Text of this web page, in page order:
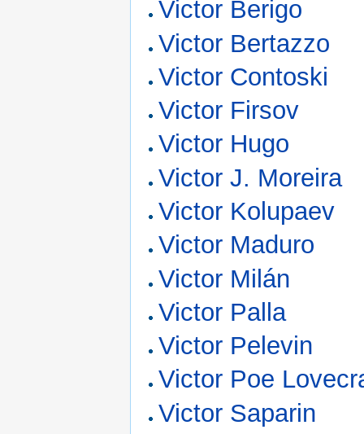
Victor Berigo
Victor Bertazzo
Victor Contoski
Victor Firsov
Victor Hugo
Victor J. Moreira
Victor Kolupaev
Victor Maduro
Victor Milán
Victor Palla
Victor Pelevin
Victor Poe
Victor Saparin